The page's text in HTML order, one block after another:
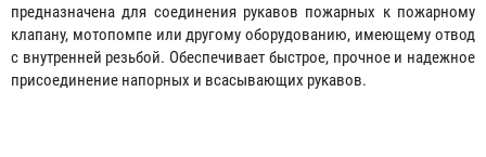
предназначена для соединения рукавов пожарных к пожарному
клапану, мотопомпе или другому оборудованию, имеющему отвод
с внутренней резьбой. Обеспечивает быстрое, прочное и надежное
присоединение напорных и всасывающих рукавов.